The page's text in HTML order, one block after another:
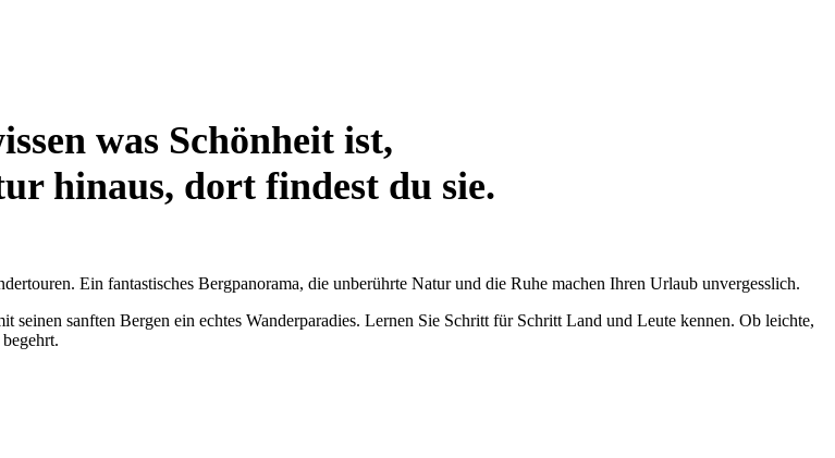
was Schönheit ist,
hinaus, dort findest du sie.
Ein fantastisches Bergpanorama, die unberührte Natur und die Ruhe machen Ihren Urlaub unvergesslich.
sanften Bergen ein echtes Wanderparadies. Lernen Sie Schritt für Schritt Land und Leute kennen. Ob leichte,